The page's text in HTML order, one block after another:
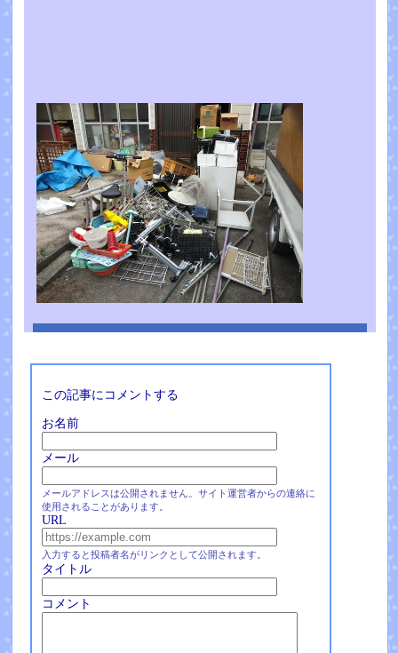
この記事にコメントする
お名前
メール
メールアドレスは公開されません。サイト運営者からの連絡に
使用されることがあります。
URL
入力すると投稿者名がリンクとして公開されます。
タイトル
コメント